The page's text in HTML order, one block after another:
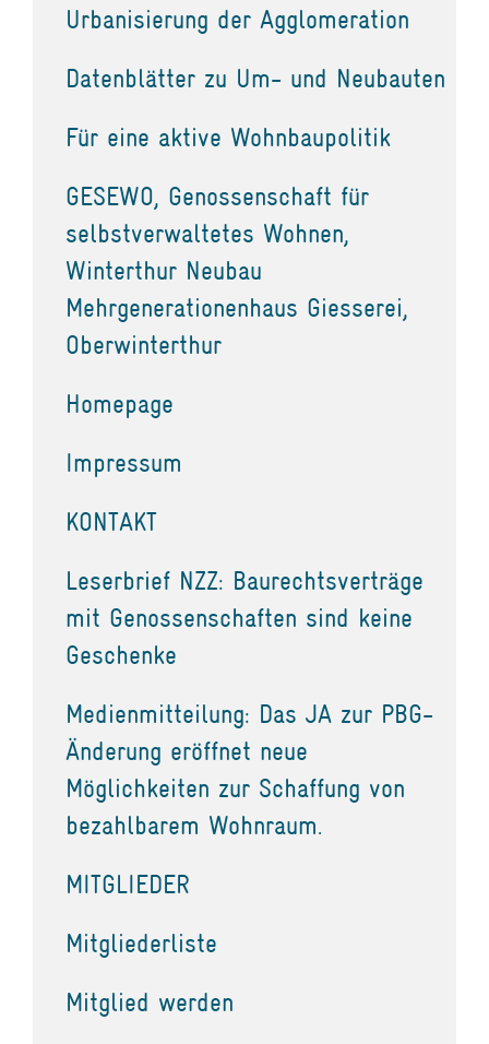
Urbanisierung der Agglomeration
Datenblätter zu Um- und Neubauten
Für eine aktive Wohnbaupolitik
GESEWO, Genossenschaft für
selbstverwaltetes Wohnen,
Winterthur Neubau
Mehrgenerationenhaus Giesserei,
Oberwinterthur
Homepage
Impressum
KONTAKT
Leserbrief NZZ: Baurechtsverträge
mit Genossenschaften sind keine
Geschenke
Medienmitteilung: Das JA zur PBG-
Änderung eröffnet neue
Möglichkeiten zur Schaffung von
bezahlbarem Wohnraum.
MITGLIEDER
Mitgliederliste
Mitglied werden